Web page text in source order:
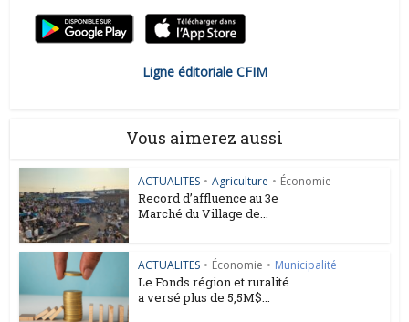
Ligne éditoriale CFIM
Vous aimerez aussi
ACTUALITES • Agriculture • Économie
Record d’affluence au 3e
Marché du Village de...
ACTUALITES • Économie • Municipalité
Le Fonds région et ruralité
a versé plus de 5,5M$...